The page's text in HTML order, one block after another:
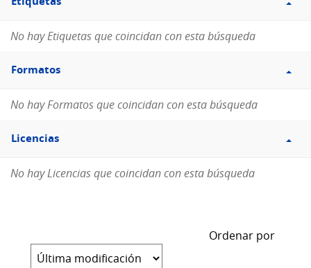
Etiquetas
No hay Etiquetas que coincidan con esta búsqueda
Filtro
Formatos
Formatos
No hay Formatos que coincidan con esta búsqueda
Filtro
Licencias
Licencias
No hay Licencias que coincidan con esta búsqueda
Ordenar por